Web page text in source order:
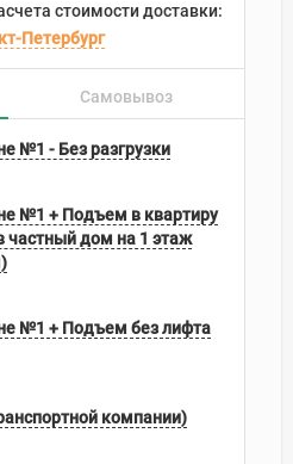
стоимости доставки:
Петербург
Самовывоз
№1 - Без разгрузки
№1 + Подъем в квартиру
частный дом на 1 этаж
№1 + Подъем без лифта
компании)